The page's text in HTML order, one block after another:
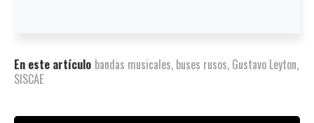
En este artículo bandas musicales, buses rusos, Gustavo Leyton,
SISCAE